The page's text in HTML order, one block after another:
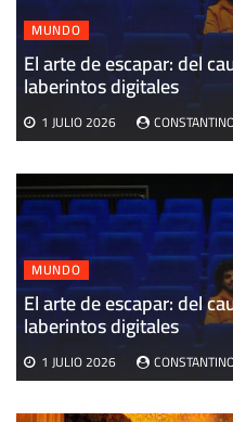
MUNDO
El arte de escapar: del
laberintos digitales
1 JULIO 2026
MUNDO
El arte de escapar: del
laberintos digitales
1 JULIO 2026